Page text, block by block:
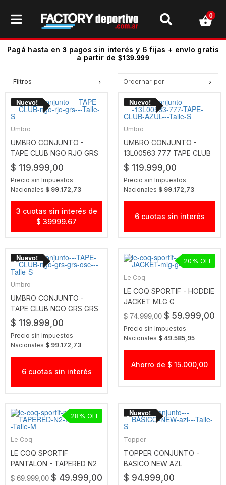
Pagá hasta en 3 pagos sin interés y 6 fijas + envío gratis
a partir de $139.999
0
Filtros
Ordernar por
Precio más alto.
Los más vendidos
Mejor Valoradas
A - Z
Z - A
Fecha de lanzamiento
Mejor Descuento
Umbro
UMBRO CONJUNTO -
TAPE CLUB NGO RJO GRS
$ 119.999,00
Precio sin Impuestos
Nacionales $ 99.172,73
3 cuotas sin interés de
$ 39999.67
Umbro
UMBRO CONJUNTO -
13L00563 777 TAPE CLUB
AZUL
$ 119.999,00
Precio sin Impuestos
Nacionales $ 99.172,73
6 cuotas sin interés
Umbro
UMBRO CONJUNTO -
TAPE CLUB NGO GRS GRS
OSC
$ 119.999,00
Precio sin Impuestos
Nacionales $ 99.172,73
6 cuotas sin interés
Le Coq
LE COQ SPORTIF - HODDIE
JACKET MLG G
$ 74.999,00 $ 59.999,00
Precio sin Impuestos
Nacionales $ 49.585,95
20
Ahorro de $ 15.000,00
Le Coq
LE COQ SPORTIF
PANTALON - TAPERED N2
DRES AZL
$ 69.999,00 $ 49.999,00
28
Topper
TOPPER CONJUNTO -
BASICO NEW AZL
$ 94.999,00